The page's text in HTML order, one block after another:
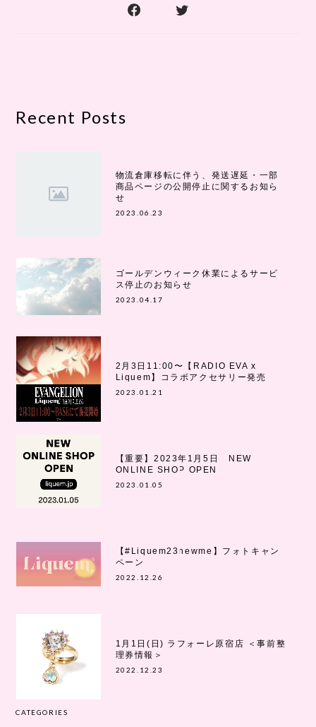
Recent Posts
物流倉庫移転に伴う、発送遅延・一部
商品ページの公開停止に関するお知ら
せ
2023.06.23
ゴールデンウィーク休業によるサービ
ス停止のお知らせ
2023.04.17
2月3日11:00〜【RADIO EVA x
Liquem】コラボアクセサリー発売
2023.01.21
【重要】2023年1月5日 NEW
ONLINE SHOP OPEN
2023.01.05
【#Liquem23newme】フォトキャン
ペーン
2022.12.26
1月1日(日) ラフォーレ原宿店 ＜事前整
理券情報＞
2022.12.23
CATEGORIES